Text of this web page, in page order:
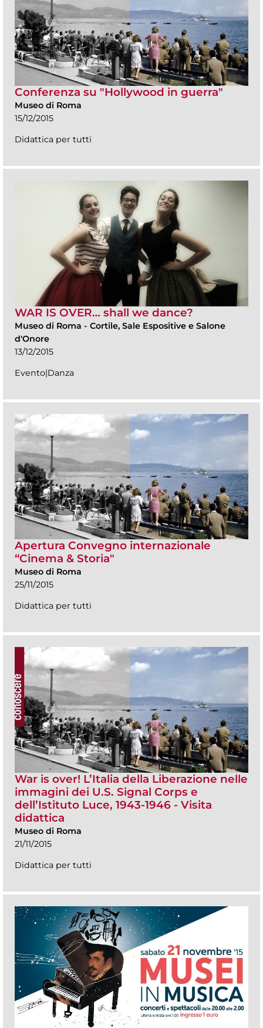
Conferenza su "Hollywood in guerra"
Museo di Roma
15/12/2015
Didattica per tutti
WAR IS OVER… shall we dance?
Museo di Roma - Cortile, Sale Espositive e Salone
d'Onore
13/12/2015
Evento|Danza
Apertura Convegno internazionale
“Cinema & Storia"
Museo di Roma
25/11/2015
Didattica per tutti
War is over! L’Italia della Liberazione nelle
immagini dei U.S. Signal Corps e
dell’Istituto Luce, 1943-1946 - Visita
didattica
Museo di Roma
21/11/2015
Didattica per tutti